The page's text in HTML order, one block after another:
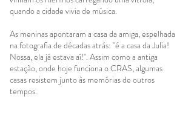
quando a cidade vivia de música.
As meninas apontaram a casa da amiga, espelhada
na fotografia de décadas atrás: "é a casa da Julia!
Nossa, ela já estava aí!". Assim como a antiga
estação, onde hoje funciona o CRAS, algumas
casas resistem junto às memórias de outros
tempos.